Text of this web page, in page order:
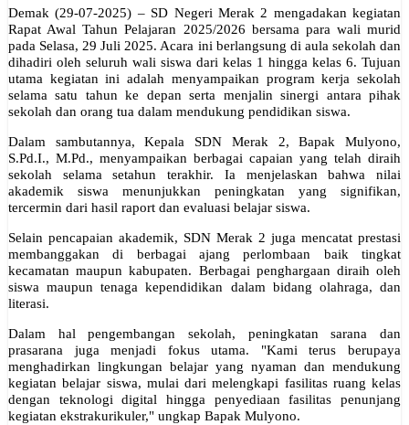
Demak (29-07-2025) – SD Negeri Merak 2 mengadakan kegiatan
Rapat Awal Tahun Pelajaran 2025/2026 bersama para wali murid
pada Selasa, 29 Juli 2025. Acara ini berlangsung di aula sekolah dan
dihadiri oleh seluruh wali siswa dari kelas 1 hingga kelas 6. Tujuan
utama kegiatan ini adalah menyampaikan program kerja sekolah
selama satu tahun ke depan serta menjalin sinergi antara pihak
sekolah dan orang tua dalam mendukung pendidikan siswa.
Dalam sambutannya, Kepala SDN Merak 2, Bapak Mulyono,
S.Pd.I., M.Pd., menyampaikan berbagai capaian yang telah diraih
sekolah selama setahun terakhir. Ia menjelaskan bahwa nilai
akademik siswa menunjukkan peningkatan yang signifikan,
tercermin dari hasil raport dan evaluasi belajar siswa.
Selain pencapaian akademik, SDN Merak 2 juga mencatat prestasi
membanggakan di berbagai ajang perlombaan baik tingkat
kecamatan maupun kabupaten. Berbagai penghargaan diraih oleh
siswa maupun tenaga kependidikan dalam bidang olahraga, dan
literasi.
Dalam hal pengembangan sekolah, peningkatan sarana dan
prasarana juga menjadi fokus utama. "Kami terus berupaya
menghadirkan lingkungan belajar yang nyaman dan mendukung
kegiatan belajar siswa, mulai dari melengkapi fasilitas ruang kelas
dengan teknologi digital hingga penyediaan fasilitas penunjang
kegiatan ekstrakurikuler," ungkap Bapak Mulyono.